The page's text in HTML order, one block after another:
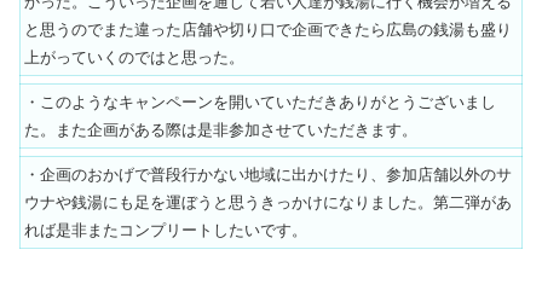
と思うのでまた違った店舗や切り口で企画できたら広島の銭湯も盛り
上がっていくのではと思った。
・このようなキャンペーンを開いていただきありがとうございまし
た。また企画がある際は是非参加させていただきます。
・企画のおかげで普段行かない地域に出かけたり、参加店舗以外のサ
ウナや銭湯にも足を運ぼうと思うきっかけになりました。第二弾があ
れば是非またコンプリートしたいです。